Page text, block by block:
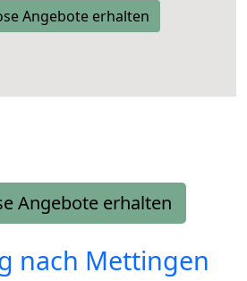
Angebote erhalten
Angebote erhalten
nach Mettingen